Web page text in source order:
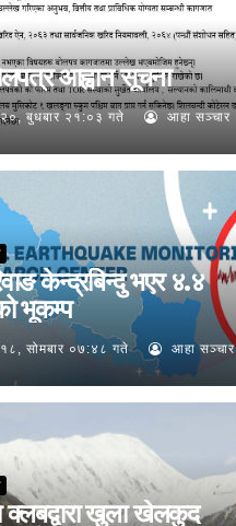
आह्वान सूचना
बुधबार २१:०३ गते आहा सञ्चार
केन्द्रबिन्दु भएर ४.४
भूकम्प
सोमबार ०७:४८ गते आहा सञ्चार
क्लबद्वारा खुला खेलकुद